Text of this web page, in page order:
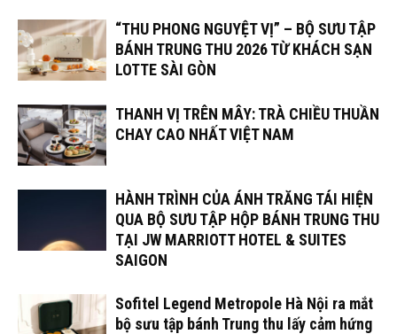
“THU PHONG NGUYỆT VỊ” – BỘ SƯU TẬP
BÁNH TRUNG THU 2026 TỪ KHÁCH SẠN
LOTTE SÀI GÒN
THANH VỊ TRÊN MÂY: TRÀ CHIỀU THUẦN
CHAY CAO NHẤT VIỆT NAM
HÀNH TRÌNH CỦA ÁNH TRĂNG TÁI HIỆN
QUA BỘ SƯU TẬP HỘP BÁNH TRUNG THU
TẠI JW MARRIOTT HOTEL & SUITES
SAIGON
Sofitel Legend Metropole Hà Nội ra mắt
bộ sưu tập bánh Trung thu lấy cảm hứng